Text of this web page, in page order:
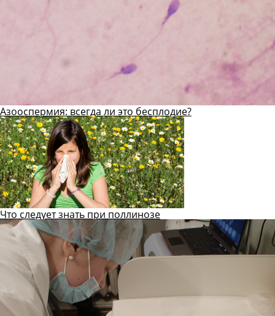
Азооспермия: всегда ли это бесплодие?
Что следует знать при поллинозе